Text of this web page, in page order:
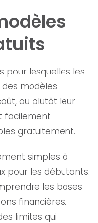
pour lesquelles les
modèles
ou plutôt leur
facilement
gratuitement.
simples à
pour les débutants.
les bases
financières.
limites qui